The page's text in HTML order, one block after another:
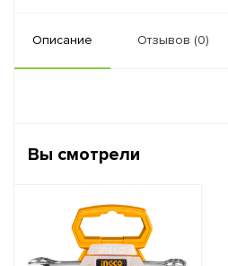
Описание Отзывов (0)
Вы смотрели